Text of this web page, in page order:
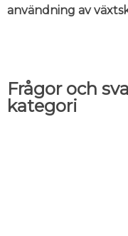
användning av
Frågor och
kategori